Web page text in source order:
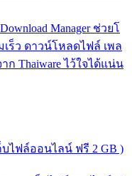
Manager ช่วยโ
ร็ว ดาวน์โหลดไฟล์ เพล
Thaiware ไว้ใจได้แน่น
บไฟล์ออนไลน์ ฟรี 2 GB )